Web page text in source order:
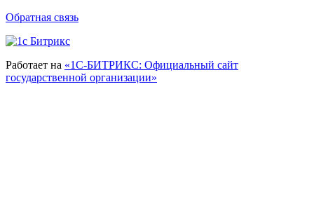
Обратная связь
Работает на «1С-БИТРИКС: Официальный сайт
государственной организации»